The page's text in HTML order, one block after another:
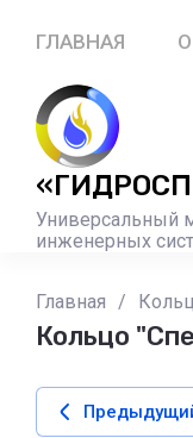
ГЛАВНАЯ
Универсальный
инженерных
Главная /
Кольцо